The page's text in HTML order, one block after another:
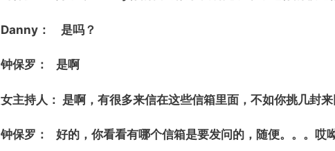
Danny： 是吗？
钟保罗： 是啊
女主持人： 是啊，有很多来信在这些信箱里面，不如你挑几封
钟保罗： 好的，你看看有哪个信箱是要发问的，随便。。。哎